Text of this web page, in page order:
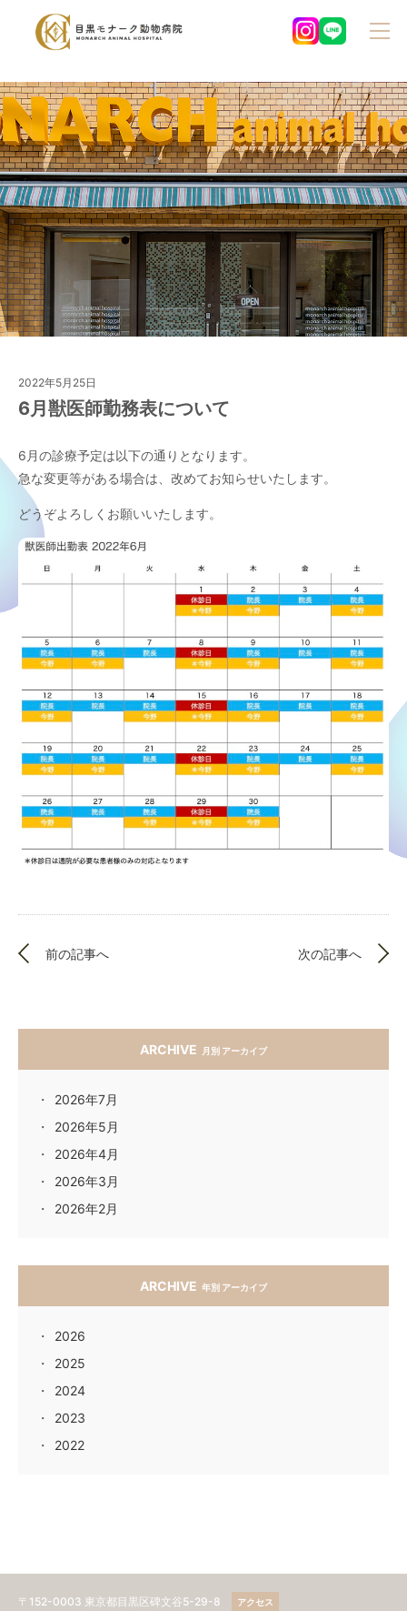
2022年5月25日
6月獣医師勤務表について
6月の診療予定は以下の通りとなります。
急な変更等がある場合は、改めてお知らせいたします。
どうぞよろしくお願いいたします。
前の記事へ 次の記事へ
ARCHIVE 月別 アーカイブ
2026年7月
2026年5月
2026年4月
2026年3月
2026年2月
ARCHIVE 年別 アーカイブ
2026
2025
2024
2023
2022
〒152-0003 東京都目黒区碑文谷5-29-8 アクセス